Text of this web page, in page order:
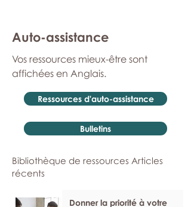
Auto-assistance
Vos ressources mieux-être sont
affichées en Anglais.
Ressources d'auto-assistance
Bulletins
Bibliothèque de ressources Articles
récents
Donner la priorité à votre